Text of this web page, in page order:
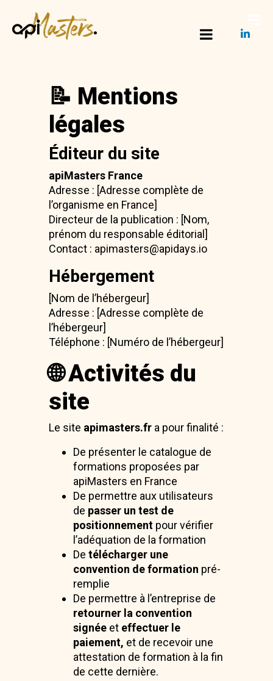
📝 Mentions
légales
Éditeur du site
apiMasters France
Adresse : [Adresse complète de
l’organisme en France]
Directeur de la publication : [Nom,
prénom du responsable éditorial]
Contact : apimasters@apidays.io
Hébergement
[Nom de l’hébergeur]
Adresse : [Adresse complète de
l’hébergeur]
Téléphone : [Numéro de l’hébergeur]
🌐 Activités du
site
Le site apimasters.fr a pour finalité :
De présenter le catalogue de
formations proposées par
apiMasters en France
De permettre aux utilisateurs
de passer un test de
positionnement pour vérifier
l’adéquation de la formation
De télécharger une
convention de formation pré-
remplie
De permettre à l’entreprise de
retourner la convention
signée et effectuer le
paiement, et de recevoir une
attestation de formation à la fin
de cette dernière.